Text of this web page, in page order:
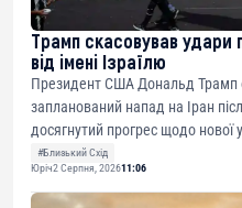
Трамп скасовував удари
від імені Ізраїлю
Президент США Дональд Трамп
запланований напад на Іран
досягнутий прогрес щодо нової
#Близький Схід
Юріч2 Серпня, 202611:06